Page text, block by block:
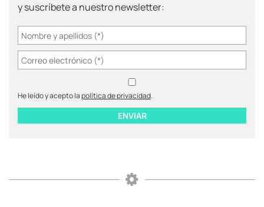
y suscríbete a nuestro newsletter:
He leído y acepto lapolítica de privacidad.